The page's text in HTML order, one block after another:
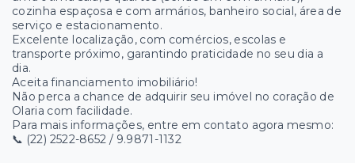
cozinha espaçosa e com armários, banheiro social, área de
serviço e estacionamento.
Excelente localização, com comércios, escolas e
transporte próximo, garantindo praticidade no seu dia a
dia.
Aceita financiamento imobiliário!
Não perca a chance de adquirir seu imóvel no coração de
Olaria com facilidade.
Para mais informações, entre em contato agora mesmo:
📞 (22) 2522-8652 / 9.9871-1132